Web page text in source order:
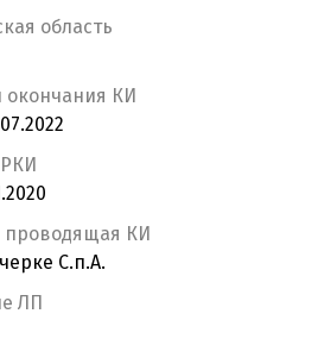
область
окончания КИ
проводящая КИ
С.п.А.
ЛП